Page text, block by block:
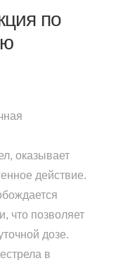
по
оказывает
действие.
что позволяет
дозе.
в